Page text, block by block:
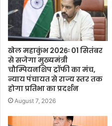
खेल महाकुंभ 2026ः 01 सितंबर
से सजेगा मुख्यमंत्री
चौम्पियनशिप ट्रॉफी का मंच,
न्याय पंचायत से राज्य स्तर तक
होगा प्रतिभा का प्रदर्शन
August 7, 2026